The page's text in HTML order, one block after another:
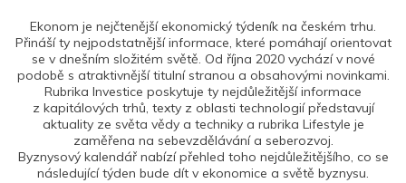
Ekonom je nejčtenější ekonomický týdeník na českém trhu.
Přináší ty nejpodstatnější informace, které pomáhají orientovat
se v dnešním složitém světě. Od října 2020 vychází v nové
podobě s atraktivnější titulní stranou a obsahovými novinkami.
Rubrika Investice poskytuje ty nejdůležitější informace
z kapitálových trhů, texty z oblasti technologií představují
aktuality ze světa vědy a techniky a rubrika Lifestyle je
zaměřena na sebevzdělávání a seberozvoj.
Byznysový kalendář nabízí přehled toho nejdůležitějšího, co se
následující týden bude dít v ekonomice a světě byznysu.